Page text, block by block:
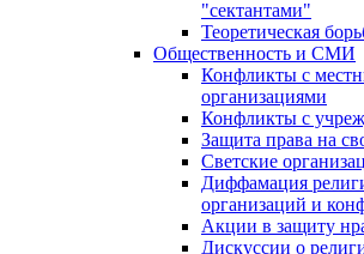
"сектантами"
Теоретическая
Общественность и СМИ
Конфликты с
организациями
Конфликты с
Защита права на
Светские
Диффамация
организаций и
Акции в защиту
Дискуссии о